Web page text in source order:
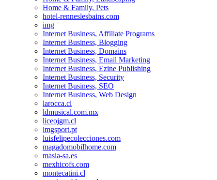
Home & Family, Pets
hotel-renneslesbains.com
img
Internet Business, Affiliate Programs
Internet Business, Blogging
Internet Business, Domains
Internet Business, Email Marketing
Internet Business, Ezine Publishing
Internet Business, Security
Internet Business, SEO
Internet Business, Web Design
larocca.cl
ldmusical.com.mx
liceojgm.cl
lmgsport.pt
luisfelipecolecciones.com
magadomobilhome.com
masia-sa.es
mexhicofs.com
montecatini.cl